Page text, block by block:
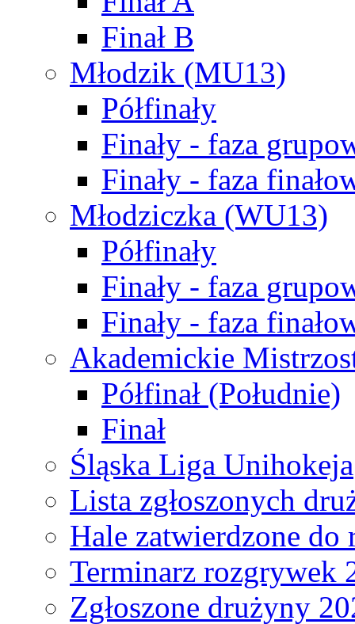
Finał B
Młodzik (MU13)
Półfinały
Finały - faza
Finały - faza
Młodziczka (WU13)
Półfinały
Finały - faza
Finały - faza
Akademickie
Półfinał (Południe)
Finał
Śląska Liga Unihokeja
Lista zgłoszonych
Hale zatwierdzone do
Terminarz rozgrywek
Zgłoszone drużyny